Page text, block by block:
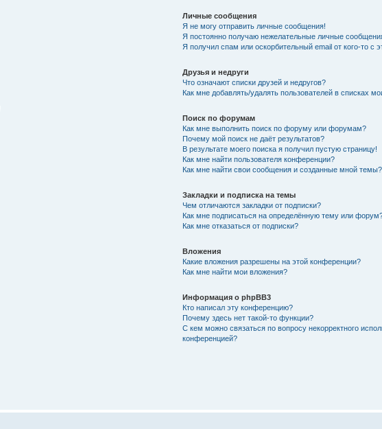
Личные сообщения
Я не могу отправить личные сообщения!
Я постоянно получаю нежелательные личные
Я получил спам или оскорбительный email от кого-то с
Друзья и недруги
Что означают списки друзей и недругов?
Как мне добавлять/удалять пользователей в списках
Поиск по форумам
Как мне выполнить поиск по форуму или форумам?
Почему мой поиск не даёт результатов?
В результате моего поиска я получил пустую страницу!
Как мне найти пользователя конференции?
Как мне найти свои сообщения и созданные мной темы?
Закладки и подписка на темы
Чем отличаются закладки от подписки?
Как мне подписаться на определённую тему или
Как мне отказаться от подписки?
Вложения
Какие вложения разрешены на этой конференции?
Как мне найти мои вложения?
Информация о phpBB3
Кто написал эту конференцию?
Почему здесь нет такой-то функции?
С кем можно связаться по вопросу некорректного
конференцией?